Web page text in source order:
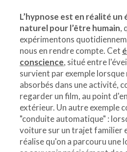
L’hypnose est en réalité
naturel pour l’être humain,
expérimentons
nous en rendre compte. Cet
conscience, situé entre
survient par exemple lorsque
absorbés dans une activité,
regarder un film, au point
extérieur. Un autre exemple
"conduite automatique" :
voiture sur un trajet familier
réalise qu'on a parcouru une